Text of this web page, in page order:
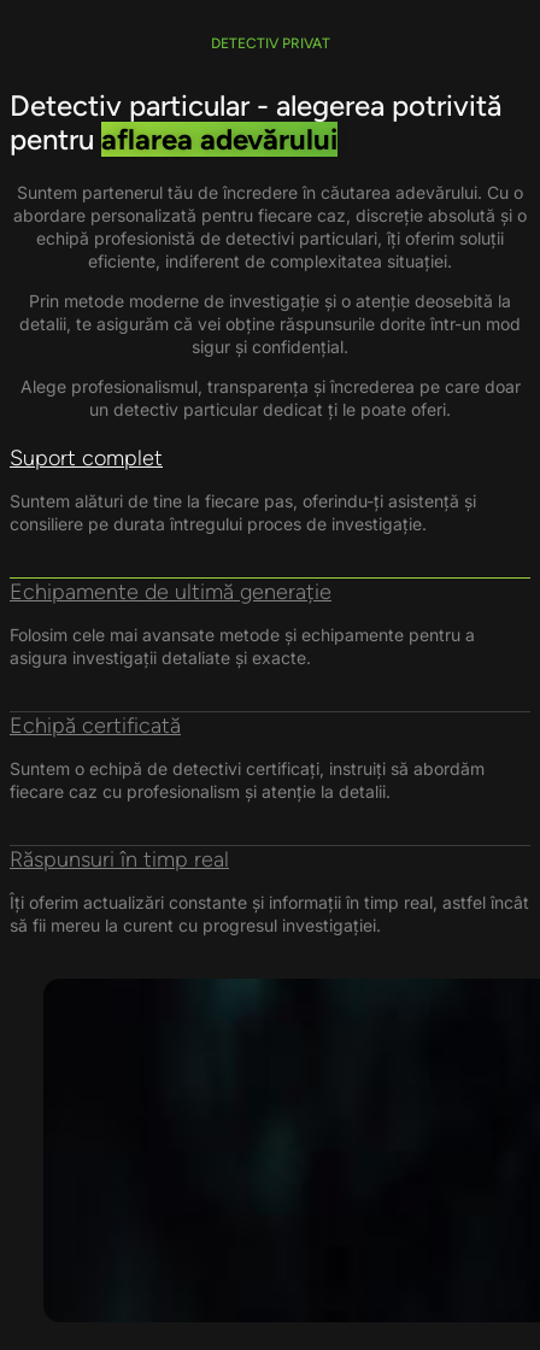
DETECTIV PRIVAT
Detectiv particular - alegerea potrivită
pentru aflarea adevărului
Suntem partenerul tău de încredere în căutarea adevărului. Cu o
abordare personalizată pentru fiecare caz, discreție absolută și o
echipă profesionistă de detectivi particulari, îți oferim soluții
eficiente, indiferent de complexitatea situației.
Prin metode moderne de investigație și o atenție deosebită la
detalii, te asigurăm că vei obține răspunsurile dorite într-un mod
sigur și confidențial.
Alege profesionalismul, transparența și încrederea pe care doar
un detectiv particular dedicat ți le poate oferi.
Suport complet
Suntem alături de tine la fiecare pas, oferindu-ți asistență și
consiliere pe durata întregului proces de investigație.
Echipamente de ultimă generație
Folosim cele mai avansate metode și echipamente pentru a
asigura investigații detaliate și exacte.
Echipă certificată
Suntem o echipă de detectivi certificați, instruiți să abordăm
fiecare caz cu profesionalism și atenție la detalii.
Răspunsuri în timp real
Îți oferim actualizări constante și informații în timp real, astfel încât
să fii mereu la curent cu progresul investigației.